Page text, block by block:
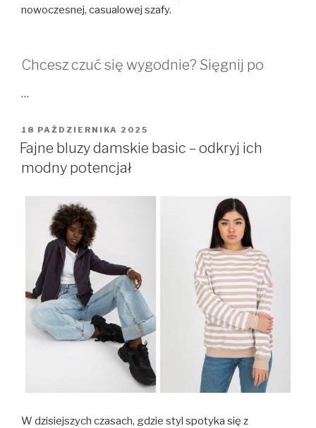
nowoczesnej, casualowej szafy.
Chcesz czuć się wygodnie? Sięgnij po
…
OPUBLIKOWANE
W
18 PAŹDZIERNIKA 2025
Fajne bluzy damskie basic – odkryj ich
modny potencjał
W dzisiejszych czasach, gdzie styl spotyka się z